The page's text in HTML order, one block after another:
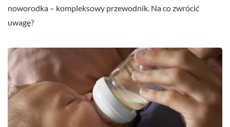
noworodka – kompleksowy przewodnik. Na co zwrócić
uwagę?